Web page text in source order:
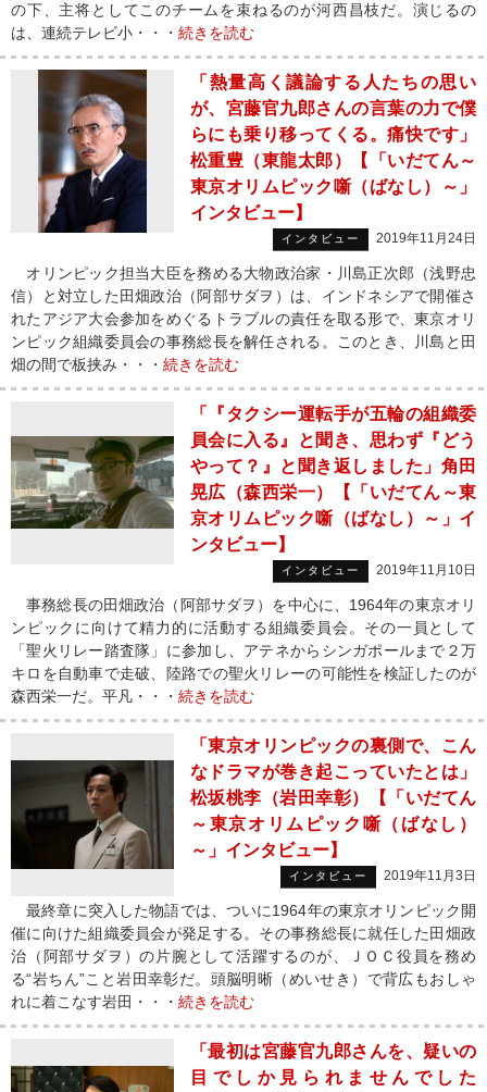
の下、主将としてこのチームを束ねるのが河西昌枝だ。演じるの
は、連続テレビ小・・・ 続きを読む
「熱量高く議論する人たちの思い
が、宮藤官九郎さんの言葉の力で僕
らにも乗り移ってくる。痛快です」
松重豊（東龍太郎）【「いだてん～
東京オリムピック噺（ばなし）～」
インタビュー】
インタビュー 2019年11月24日
オリンピック担当大臣を務める大物政治家・川島正次郎（浅野忠
信）と対立した田畑政治（阿部サダヲ）は、インドネシアで開催さ
れたアジア大会参加をめぐるトラブルの責任を取る形で、東京オリ
ンピック組織委員会の事務総長を解任される。このとき、川島と田
畑の間で板挟み・・・ 続きを読む
「『タクシー運転手が五輪の組織委
員会に入る』と聞き、思わず『どう
やって？』と聞き返しました」角田
晃広（森西栄一）【「いだてん～東
京オリムピック噺（ばなし）～」イ
ンタビュー】
インタビュー 2019年11月10日
事務総長の田畑政治（阿部サダヲ）を中心に、1964年の東京オリ
ンピックに向けて精力的に活動する組織委員会。その一員として
「聖火リレー踏査隊」に参加し、アテネからシンガポールまで２万
キロを自動車で走破、陸路での聖火リレーの可能性を検証したのが
森西栄一だ。平凡・・・ 続きを読む
「東京オリンピックの裏側で、こん
なドラマが巻き起こっていたとは」
松坂桃李（岩田幸彰）【「いだてん
～東京オリムピック噺（ばなし）
～」インタビュー】
インタビュー 2019年11月3日
最終章に突入した物語では、ついに1964年の東京オリンピック開
催に向けた組織委員会が発足する。その事務総長に就任した田畑政
治（阿部サダヲ）の片腕として活躍するのが、ＪＯＣ役員を務め
る“岩ちん”こと岩田幸彰だ。頭脳明晰（めいせき）で背広もおしゃ
れに着こなす岩田・・・ 続きを読む
「最初は宮藤官九郎さんを、疑いの
目でしか見られませんでした